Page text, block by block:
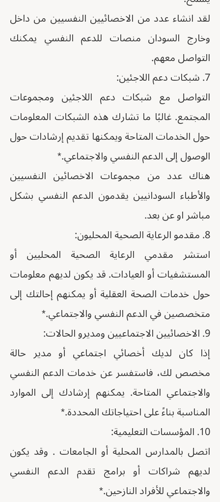
لقد انشاء عدد من الاخصائيين النفسيين من داخل
وخارج السودان منصات للدعم النفسي يمكنك
التواصل معهم.
7. شبكات دعم اللاجئين:
التواصل مع شبكات دعم اللاجئين ومجموعات
المجتمع. غالبًا ما تشارك هذه الشبكات المعلومات
حول الخدمات المتاحة ويمكنها تقديم إرشادات حول
الوصول إلى الدعم النفسي والاجتماعي.*
هناك عدد من مجموعات الاخصائين النفسيين
والأطباء السودانيين يقدمون الدعم النفسي بشكل
مباشر او عن بعد.
8. مقدمو الرعاية الصحية المحليون:
استشر مقدمي الرعاية الصحية المحليين أو
المستشفيات أو العيادات. قد يكون لديهم معلومات
حول خدمات الصحة العقلية أو يمكنهم إحالتك إلى
متخصصين في الدعم النفسي والاجتماعي.*
9. الاخصائيين الاجتماعيين ومديرو الحالات:
إذا كان لديك أخصائي اجتماعي أو مدير حالة
مخصص لك، فاستفسر عن خدمات الدعم النفسي
والاجتماعي المتاحة. يمكنهم إرشادك إلى الموارد
المناسبة بناءً على احتياجاتك المحددة.*
10. المؤسسات التعليمية:
اتصل بالمدارس المحلية أو الجامعات . وقد يكون
لديهم شراكات أو برامج تقدم الدعم النفسي
والاجتماعي للأفراد النازحين.*